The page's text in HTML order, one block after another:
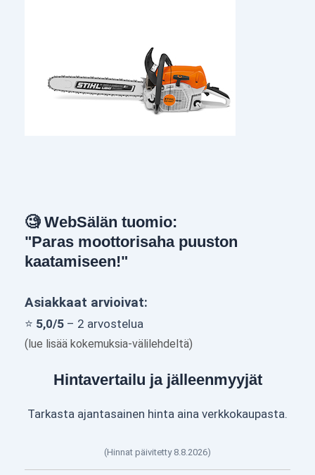
🧐 WebSälän tuomio:
"Paras moottorisaha puuston
kaatamiseen!"
Asiakkaat arvioivat:
⭐ 5,0/5 – 2 arvostelua
(lue lisää kokemuksia-välilehdeltä)
Hintavertailu ja jälleenmyyjät
Tarkasta ajantasainen hinta aina verkkokaupasta.
(Hinnat päivitetty 8.8.2026)